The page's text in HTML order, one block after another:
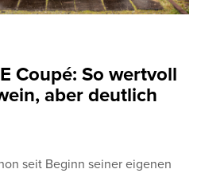
Coupé: So wertvoll
aber deutlich
seit Beginn seiner eigenen